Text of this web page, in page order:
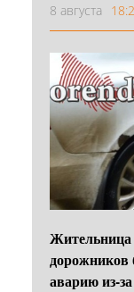
8 августа
Жительница
дорожников
аварию из-